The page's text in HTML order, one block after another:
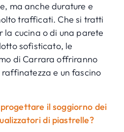
ma anche durature e
trafficati. Che si tratti
la cucina o di una parete
sofisticato, le
di Carrara offriranno
e un fascino
il soggiorno dei
di piastrelle?